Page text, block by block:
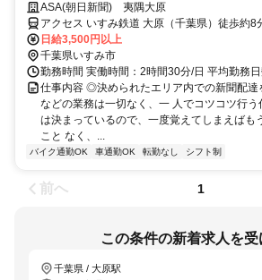
＆丁寧な教育で安心スタート◎
ASA(朝日新聞) 夷隅大原
アクセス いすみ鉄道 大原（千葉県）徒歩約8
（千葉県）徒歩約8分、いすみ鉄道 西大原徒
日給3,500円以上
千葉県いすみ市
勤務時間 実働時間：2時間30分/日 平均勤務
仕事内容 ◎決められたエリア内での新聞配達
などの業務は一切なく、一 人でコツコツ行
は決まっているので、一度覚えてしまえばも
こと なく、...
バイク通勤OK 車通勤OK 転勤なし シフト制
前へ 1
この条件の新着求人を受
千葉県 / 大原駅